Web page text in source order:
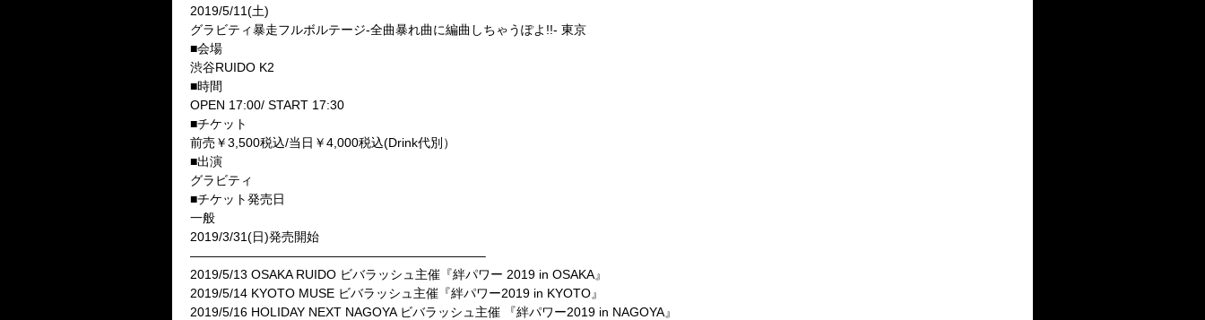
2019/5/11(土)
グラビティ暴走フルボルテージ-全曲暴れ曲に編曲しちゃうぽよ!!- 東京
■会場
渋谷RUIDO K2
■時間
OPEN 17:00/ START 17:30
■チケット
前売￥3,500税込/当日￥4,000税込(Drink代別）
■出演
グラビティ
■チケット発売日
一般
2019/3/31(日)発売開始
———————————————————————–
2019/5/13 OSAKA RUIDO ビバラッシュ主催『絆パワー 2019 in OSAKA』
2019/5/14 KYOTO MUSE ビバラッシュ主催『絆パワー2019 in KYOTO』
2019/5/16 HOLIDAY NEXT NAGOYA ビバラッシュ主催 『絆パワー2019 in NAGOYA』